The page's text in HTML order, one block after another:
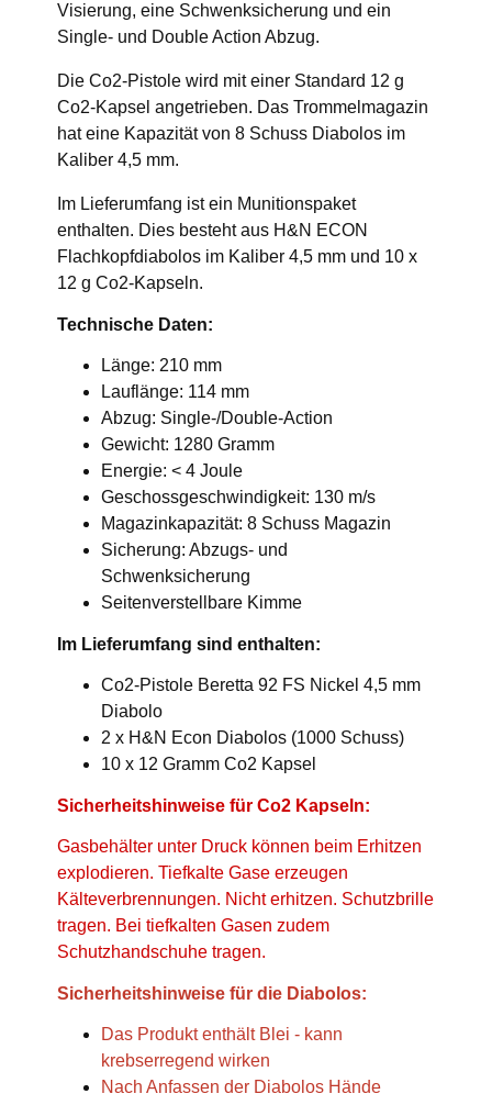
Visierung, eine Schwenksicherung und ein
Single- und Double Action Abzug.
Die Co2-Pistole wird mit einer Standard 12 g
Co2-Kapsel angetrieben. Das Trommelmagazin
hat eine Kapazität von 8 Schuss Diabolos im
Kaliber 4,5 mm.
Im Lieferumfang ist ein Munitionspaket
enthalten. Dies besteht aus H&N ECON
Flachkopfdiabolos im Kaliber 4,5 mm und 10 x
12 g Co2-Kapseln.
Technische Daten:
Länge: 210 mm
Lauflänge: 114 mm
Abzug: Single-/Double-Action
Gewicht: 1280 Gramm
Energie: < 4 Joule
Geschossgeschwindigkeit: 130 m/s
Magazinkapazität: 8 Schuss Magazin
Sicherung: Abzugs- und
Schwenksicherung
Seitenverstellbare Kimme
Im Lieferumfang sind enthalten:
Co2-Pistole Beretta 92 FS Nickel 4,5 mm
Diabolo
2 x H&N Econ Diabolos (1000 Schuss)
10 x 12 Gramm Co2 Kapsel
Sicherheitshinweise für Co2 Kapseln:
Gasbehälter unter Druck können beim Erhitzen
explodieren. Tiefkalte Gase erzeugen
Kälteverbrennungen. Nicht erhitzen. Schutzbrille
tragen. Bei tiefkalten Gasen zudem
Schutzhandschuhe tragen.
Sicherheitshinweise für die Diabolos:
Das Produkt enthält Blei - kann
krebserregend wirken
Nach Anfassen der Diabolos Hände